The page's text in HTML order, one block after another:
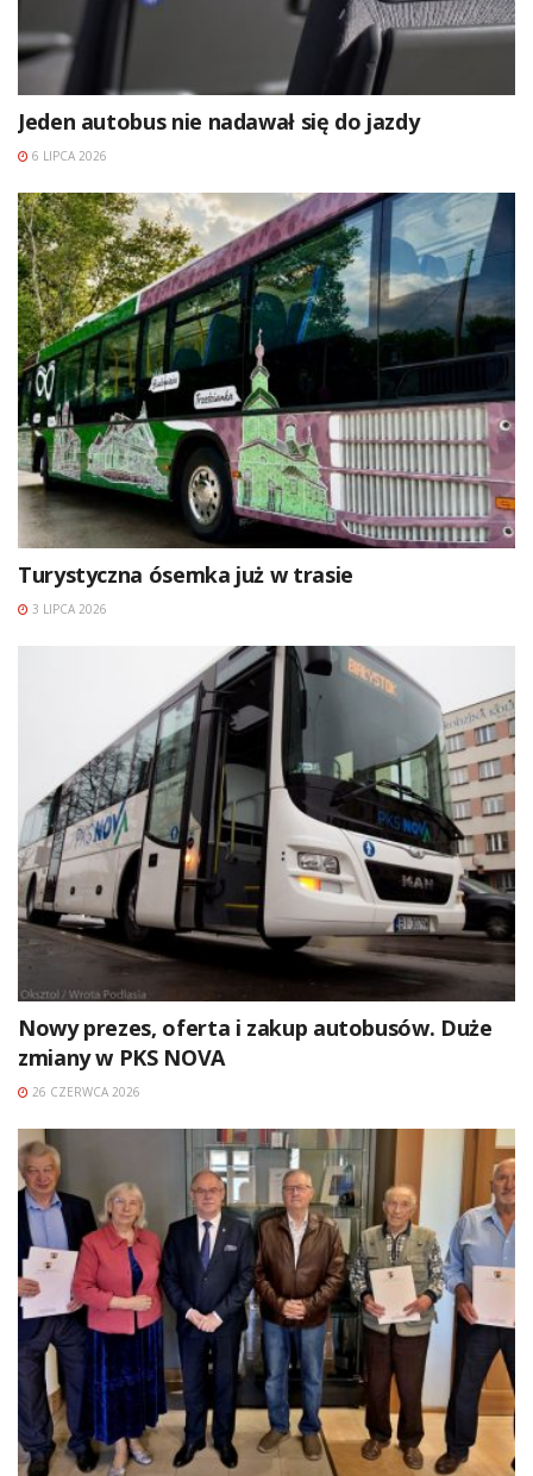
Jeden autobus nie nadawał się do jazdy
6 LIPCA 2026
Turystyczna ósemka już w trasie
3 LIPCA 2026
Nowy prezes, oferta i zakup autobusów. Duże
zmiany w PKS NOVA
26 CZERWCA 2026